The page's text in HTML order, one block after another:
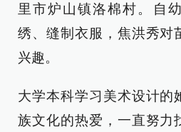
里市炉山镇洛棉村。自
绣、缝制衣服，焦洪秀对
兴趣。
大学本科学习美术设计的
族文化的热爱，一直努力